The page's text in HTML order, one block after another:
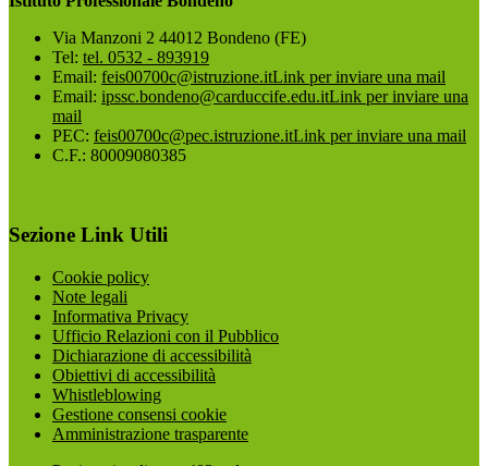
Via Manzoni 2 44012 Bondeno (FE)
Tel: tel. 0532 - 893919
Email: feis00700c@istruzione.itLink per inviare una mail
Email: ipssc.bondeno@carduccife.edu.itLink per inviare una
mail
PEC: feis00700c@pec.istruzione.itLink per inviare una mail
C.F.: 80009080385
Sezione Link Utili
Cookie policy
Note legali
Informativa Privacy
Ufficio Relazioni con il Pubblico
Dichiarazione di accessibilità
Obiettivi di accessibilità
Whistleblowing
Gestione consensi cookie
Amministrazione trasparente